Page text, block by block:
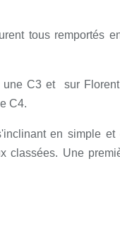
tous remportés
une C3 et sur
C4.
en simple et
classées. Une